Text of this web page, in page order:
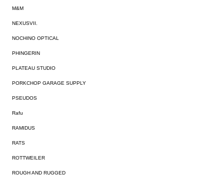
M&M
NEXUSVII.
NOCHINO OPTICAL
PHINGERIN
PLATEAU STUDIO
PORKCHOP GARAGE SUPPLY
PSEUDOS
Rafu
RAMIDUS
RATS
ROTTWEILER
ROUGH AND RUGGED